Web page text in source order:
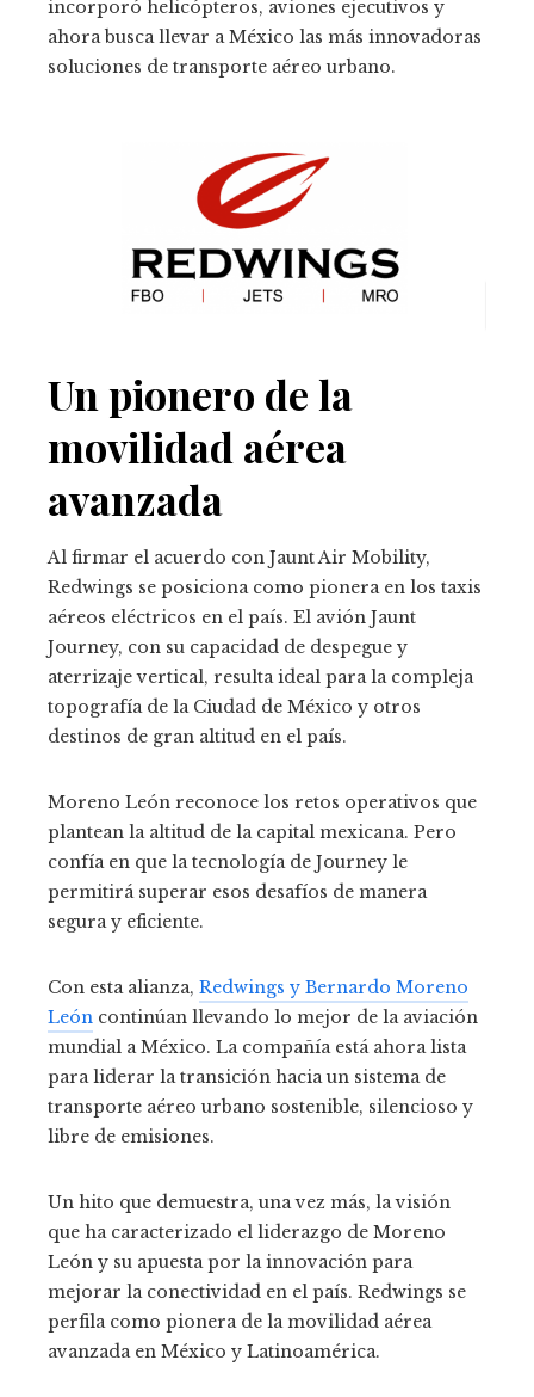
incorporó helicópteros, aviones ejecutivos y
ahora busca llevar a México las más innovadoras
soluciones de transporte aéreo urbano.
Un pionero de la
movilidad aérea
avanzada
Al firmar el acuerdo con Jaunt Air Mobility,
Redwings se posiciona como pionera en los taxis
aéreos eléctricos en el país. El avión Jaunt
Journey, con su capacidad de despegue y
aterrizaje vertical, resulta ideal para la compleja
topografía de la Ciudad de México y otros
destinos de gran altitud en el país.
Moreno León reconoce los retos operativos que
plantean la altitud de la capital mexicana. Pero
confía en que la tecnología de Journey le
permitirá superar esos desafíos de manera
segura y eficiente.
Con esta alianza, Redwings y Bernardo Moreno
León continúan llevando lo mejor de la aviación
mundial a México. La compañía está ahora lista
para liderar la transición hacia un sistema de
transporte aéreo urbano sostenible, silencioso y
libre de emisiones.
Un hito que demuestra, una vez más, la visión
que ha caracterizado el liderazgo de Moreno
León y su apuesta por la innovación para
mejorar la conectividad en el país. Redwings se
perfila como pionera de la movilidad aérea
avanzada en México y Latinoamérica.